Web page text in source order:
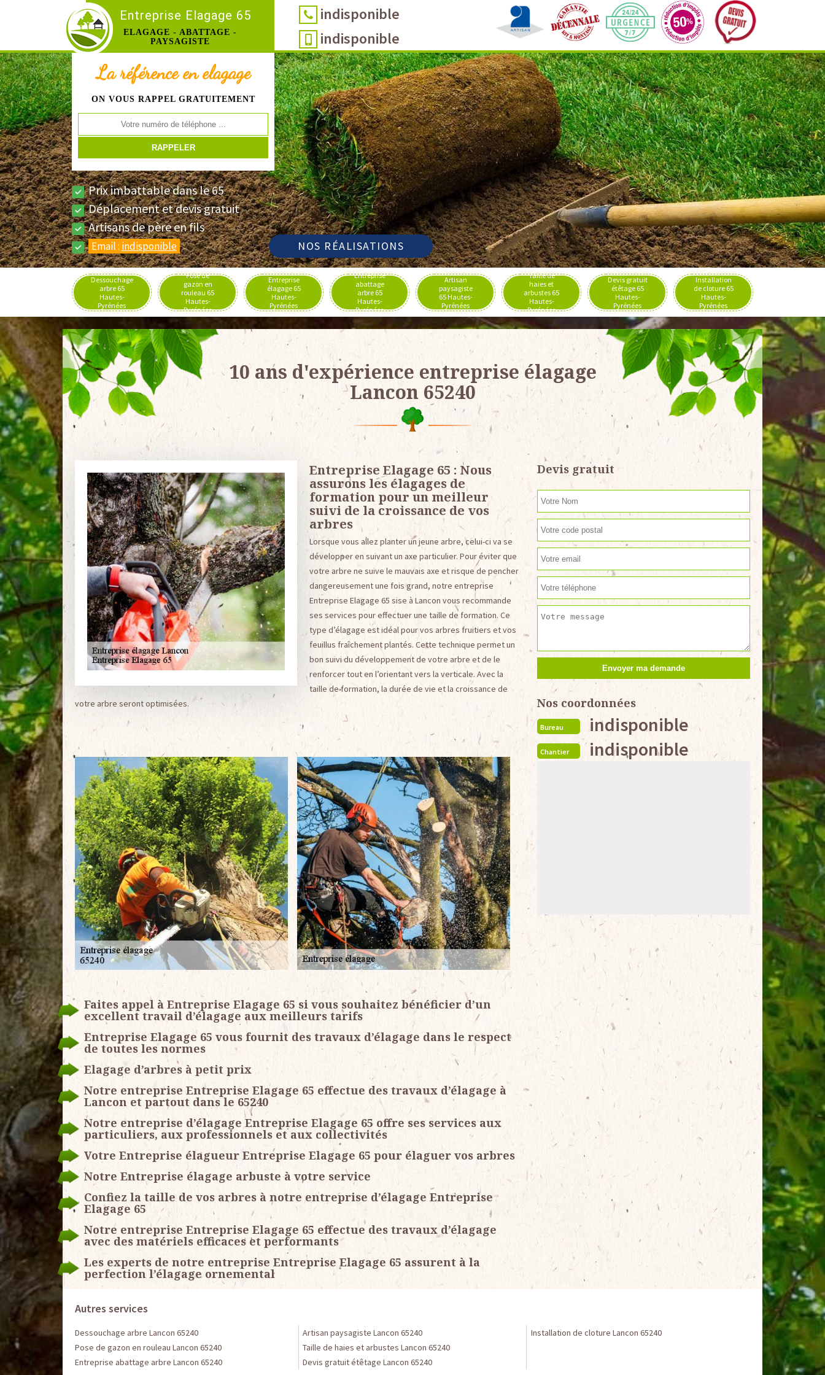
Entreprise Elagage 65
ELAGAGE - ABATTAGE -
PAYSAGISTE
indisponible
indisponible
La référence en elagage
ON VOUS RAPPEL GRATUITEMENT
Prix imbattable dans le 65
Déplacement et devis gratuit
Artisans de père en fils
Email : indisponible NOS RÉALISATIONS
Dessouchage
arbre 65
Hautes-
Pyrénées
Pose de
gazon en
rouleau 65
Hautes-
Pyrénées
Entreprise
élagage 65
Hautes-
Pyrénées
Entreprise
abattage
arbre 65
Hautes-
Pyrénées
Artisan
paysagiste
65 Hautes-
Pyrénées
Taille de
haies et
arbustes 65
Hautes-
Pyrénées
Devis gratuit
étêtage 65
Hautes-
Pyrénées
Installation
de cloture 65
Hautes-
Pyrénées
10 ans d'expérience entreprise élagage
Lancon 65240
Entreprise Elagage 65 : Nous
assurons les élagages de
formation pour un meilleur
suivi de la croissance de vos
arbres
Lorsque vous allez planter un jeune arbre, celui-ci va se
développer en suivant un axe particulier. Pour éviter que
votre arbre ne suive le mauvais axe et risque de pencher
dangereusement une fois grand, notre entreprise
Entreprise Elagage 65 sise à Lancon vous recommande
ses services pour effectuer une taille de formation. Ce
type d’élagage est idéal pour vos arbres fruitiers et vos
feuillus fraîchement plantés. Cette technique permet un
bon suivi du développement de votre arbre et de le
renforcer tout en l’orientant vers la verticale. Avec la
taille de formation, la durée de vie et la croissance de
votre arbre seront optimisées.
Faites appel à Entreprise Elagage 65 si vous souhaitez bénéficier d’un
excellent travail d’élagage aux meilleurs tarifs
Entreprise Elagage 65 vous fournit des travaux d’élagage dans le respect
de toutes les normes
Elagage d’arbres à petit prix
Notre entreprise Entreprise Elagage 65 effectue des travaux d’élagage à
Lancon et partout dans le 65240
Notre entreprise d’élagage Entreprise Elagage 65 offre ses services aux
particuliers, aux professionnels et aux collectivités
Votre Entreprise élagueur Entreprise Elagage 65 pour élaguer vos arbres
Notre Entreprise élagage arbuste à votre service
Confiez la taille de vos arbres à notre entreprise d’élagage Entreprise
Elagage 65
Notre entreprise Entreprise Elagage 65 effectue des travaux d’élagage
avec des matériels efficaces et performants
Les experts de notre entreprise Entreprise Elagage 65 assurent à la
perfection l’élagage ornemental
Devis gratuit
Nos coordonnées
Bureau indisponible
Chantier indisponible
Autres services
Dessouchage arbre Lancon 65240
Pose de gazon en rouleau Lancon 65240
Entreprise abattage arbre Lancon 65240
Artisan paysagiste Lancon 65240
Taille de haies et arbustes Lancon 65240
Devis gratuit étêtage Lancon 65240
Installation de cloture Lancon 65240